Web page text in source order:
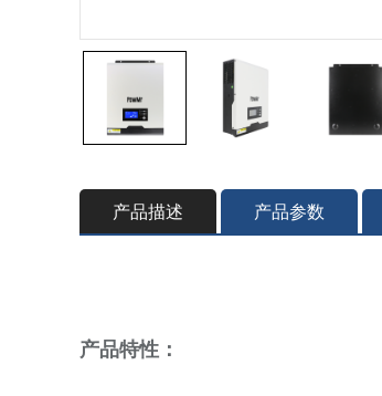
产品描述 产品参数
产品特性：